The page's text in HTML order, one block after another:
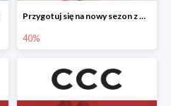
Przygotuj się na nowy sezon z CCC - druga para -40%
40%